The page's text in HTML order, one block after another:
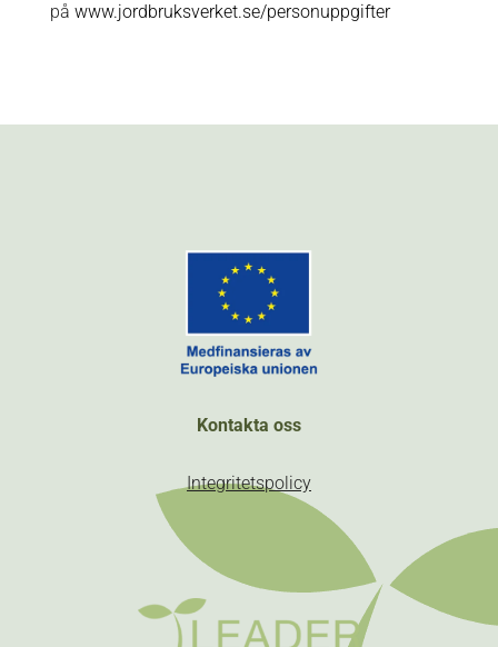
på www.jordbruksverket.se/personuppgifter
Kontakta oss
Integritetspolicy